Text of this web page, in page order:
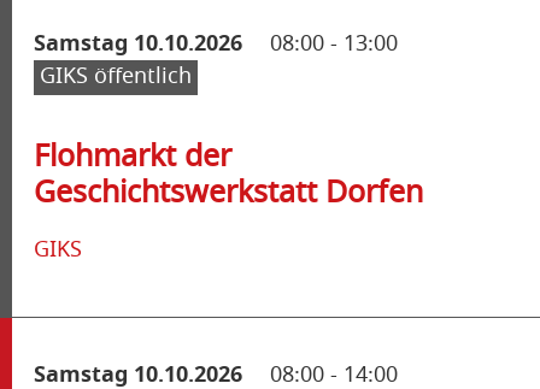
Samstag 10.10.2026 08:00 - 13:00
GIKS öffentlich
Flohmarkt der
Geschichtswerkstatt Dorfen
GIKS
Samstag 10.10.2026 08:00 - 14:00